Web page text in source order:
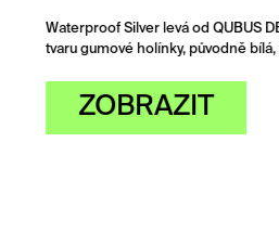
Waterproof Silver levá od QUBUS
tvaru gumové holínky, původně bílá,
ZOBRAZIT